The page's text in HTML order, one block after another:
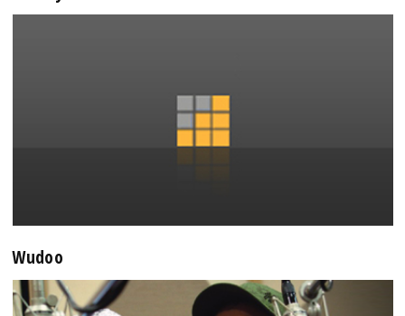
Wudoo